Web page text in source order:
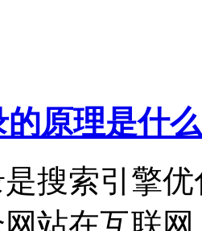
的原理是什
搜索引擎